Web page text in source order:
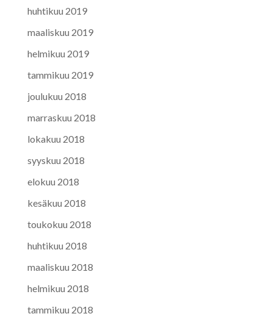
huhtikuu 2019
maaliskuu 2019
helmikuu 2019
tammikuu 2019
joulukuu 2018
marraskuu 2018
lokakuu 2018
syyskuu 2018
elokuu 2018
kesäkuu 2018
toukokuu 2018
huhtikuu 2018
maaliskuu 2018
helmikuu 2018
tammikuu 2018